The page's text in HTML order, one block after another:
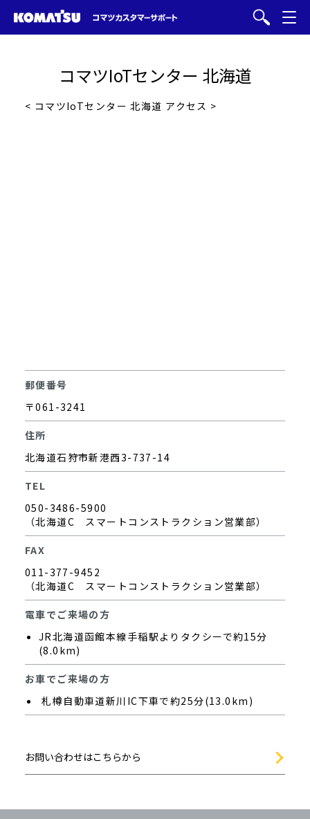
コマツIoTセンター 北海道
< コマツIoTセンター 北海道 アクセス >
郵便番号
〒061-3241
住所
北海道石狩市新港西3-737-14
TEL
050-3486-5900
（北海道C スマートコンストラクション営業部）
FAX
011-377-9452
（北海道C スマートコンストラクション営業部）
電車でご来場の方
JR北海道函館本線手稲駅よりタクシーで約15分
(8.0km)
お車でご来場の方
札樽自動車道新川IC下車で約25分(13.0km)
お問い合わせはこちらから